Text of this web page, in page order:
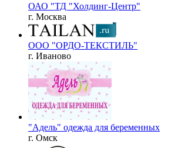
ОАО "ТД "Холдинг-Центр"
г. Москва
ООО "ОРДО-ТЕКСТИЛЬ"
г. Иваново
"Адель" одежда для беременных
г. Омск